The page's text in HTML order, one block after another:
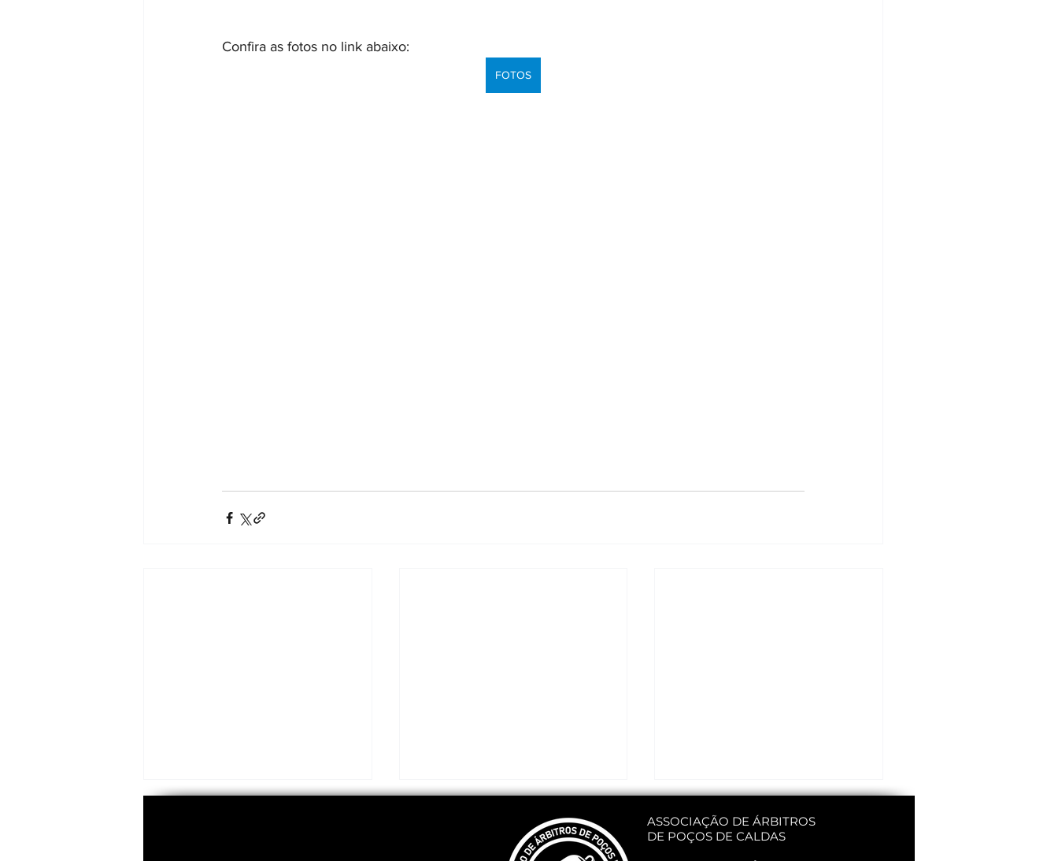
Confira as fotos no link abaixo:
FOTOS
ASSOCIAÇÃO DE ÁRBITROS
DE POÇOS DE CALDAS